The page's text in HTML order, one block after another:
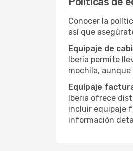
Conocer la
así que
Equipaje de
Iberia permite
mochila,
Equipaje
Iberia ofrece
incluir equipaje
información